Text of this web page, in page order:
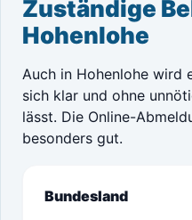
Zuständige
Hohenlohe
Auch in Hohenlohe wird
sich klar und ohne
lässt. Die Online-
besonders gut.
Bundesland